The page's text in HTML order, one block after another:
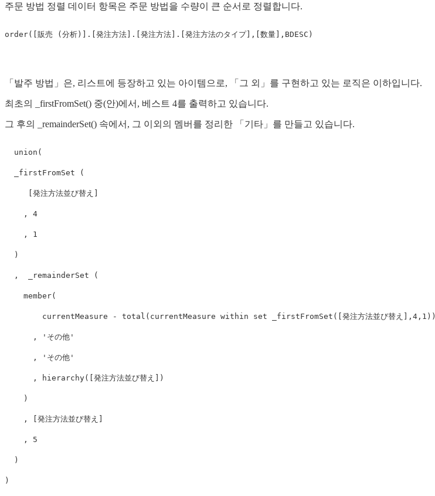
주문 방법 정렬 데이터 항목은 주문 방법을 수량이 큰 순서로 정렬합니다.
「발주 방법」은, 리스트에 등장하고 있는 아이템으로, 「그 외」를 구현하고 있는 로직은 이하입니다.
최초의 _firstFromSet() 중(안)에서, 베스트 4를 출력하고 있습니다.
그 후의 _remainderSet() 속에서, 그 이외의 멤버를 정리한 「기타」를 만들고 있습니다.
  union(
  _firstFromSet (
     [発注方法並び替え]
    , 4
    , 1
  )
  ,  _remainderSet (
    member(
        currentMeasure - total(currentMeasure within set _firstFromSet([発注方法並び替え],4,1))
      , 'その他'
      , 'その他'
      , hierarchy([発注方法並び替え])
    )
    , [発注方法並び替え]
    , 5
  )